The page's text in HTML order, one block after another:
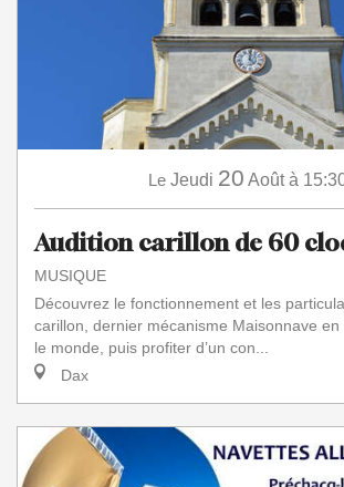
Le Jeudi 20 Août à
Audition carillon de 60
MUSIQUE
Découvrez le fonctionnement et les
carillon, dernier mécanisme Maisonnave
le monde, puis profiter d’un con...
Dax